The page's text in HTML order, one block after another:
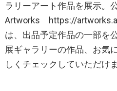
ラリーアート作品を展示。
Artworks https://
は、出品予定作品の一部を
展ギャラリーの作品、お気
しくチェックしていただけま